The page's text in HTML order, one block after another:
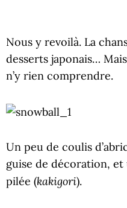
Nous y revoilà. La
desserts japonais…
n’y rien comprendre.
Un peu de coulis
guise de décoration,
pilée (kakigori).